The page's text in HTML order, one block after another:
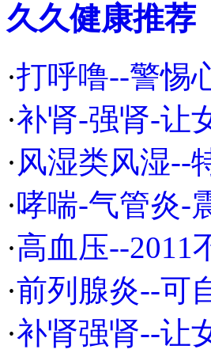
久久健康推荐
·打呼噜--警惕
·补肾-强肾-让
· 风湿类风湿--
·哮喘-气管炎-
·高血压--2011
·前列腺炎--可
·补肾强肾--让